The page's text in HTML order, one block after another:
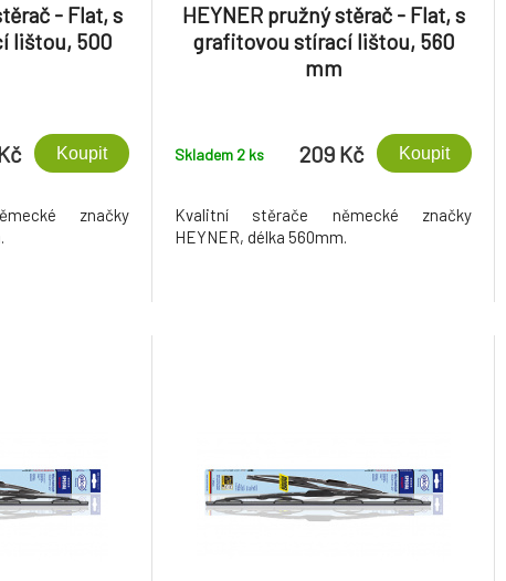
- Flat, s
lištou, 500
Koupit
značky
HEYNER pružný stěrač - Flat, s
grafitovou stírací lištou, 560
mm
Skladem 2 ks 209 Kč Koupit
Kvalitní stěrače německé značky
HEYNER, délka 560mm.